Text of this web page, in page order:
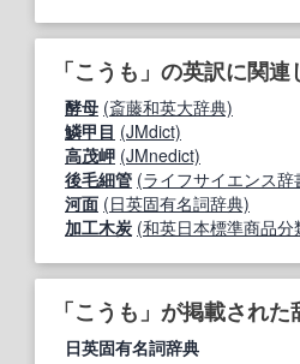
「こうも」の英訳に関
酵母 (斎藤和英大辞典)
鱗甲目 (JMdict)
高茂岬 (JMnedict)
後毛細管 (ライフサイエンス辞
河面 (日英固有名詞辞典)
加工木炭 (和英日本標準商品分
「こうも」が掲載された
日英固有名詞辞典